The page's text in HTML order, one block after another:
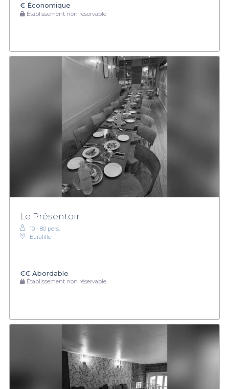
€ Économique
Établissement non réservable
Le Présentoir
10 - 80 pers.
Euralille
€€ Abordable
Établissement non réservable